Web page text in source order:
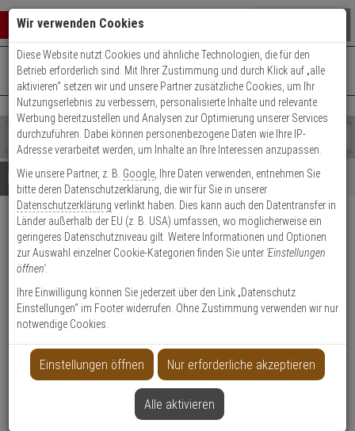
Warenkorb schließen
0 ARTIKEL IM WARENKORB
Ihr Warenkorb ist momentan leer.
Ergebnisse ()
Fertig
Shop
durchsuchen
Bitte
geben
Sie
mindestens
Zeichen
ein,
um
Suche
Es
wurde
noch
Kategorien
Suche
gestartet
+49 (0)821 899 493-0Mo. - Do.: 8:00 - 16:30 | Fr.: 8:00 - 14:00 Uhr
Kontaktservice nutzen
Details Beratung Beliebte 5 Megapixel Artikel
Hanwha XNV-A8084R IP-
Kamera 5MP T/N IK10 PoE IP67
Produktmerkmale
NEU
Dome Kamera
Wir verwenden Cookies
Diese Website nutzt Cookies und ähnliche Technologien, die für den
Betrieb erforderlich sind. Mit Ihrer Zustimmung und durch Klick auf „alle
aktivieren“ setzen wir und unsere Partner zusätzliche Cookies, um Ihr
Nutzungserlebnis zu verbessern, personalisierte Inhalte und relevante
Werbung bereitzustellen und Analysen zur Optimierung unserer Services
durchzuführen. Dabei können personenbezogene Daten wie Ihre IP-
Adresse verarbeitet werden, um Inhalte an Ihre Interessen anzupassen.
Wie unsere Partner, z. B. Google , Ihre Daten verwenden, entnehmen Sie
bitte deren Datenschutzerklärung, die wir für Sie in unserer
Datenschutzerklärung verlinkt haben. Dies kann auch den Datentransfer in
Länder außerhalb der EU (z. B. USA) umfassen, wo möglicherweise ein
geringeres Datenschutzniveau gilt. Weitere Informationen und Optionen
zur Auswahl einzelner Cookie-Kategorien finden Sie unter 'Einstellungen
öffnen'.
Ihre Einwilligung können Sie jederzeit über den Link „Datenschutz
Einstellungen“ im Footer widerrufen. Ohne Zustimmung verwenden wir nur
notwendige Cookies.
Einstellungen öffnen Nur erforderliche akzeptieren
Alle aktivieren